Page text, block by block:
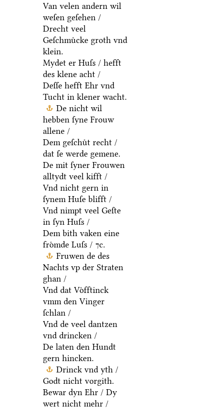
Van velen andern wil
weſen geſehen /
Drecht veel
Geſchmuͤcke groth vnd
klein.
Mydet er Huſs / hefft
des klene acht /
Deſſe hefft Ehr vnd
Tucht in klener wacht.
De nicht wil
hebben ſyne Frouw
allene /
Dem geſchuͤt recht /
dat ſe werde gemene.
De mit ſyner Frouwen
alltydt veel kifft /
Vnd nicht gern in
ſynem Huſe blifft /
Vnd nimpt veel Geſte
in ſyn Huſs /
Dem bith vaken eine
froͤmde Luſs / ⁊c.
Fruwen de des
Nachts vp der Straten
ghan /
Vnd dat Voͤfftinck
vmm den Vinger
ſchlan /
Vnd de veel dantzen
vnd drincken /
De laten den Hundt
gern hincken.
Drinck vnd yth /
Godt nicht vorgith.
Bewar dyn Ehr / Dy
wert nicht mehr /